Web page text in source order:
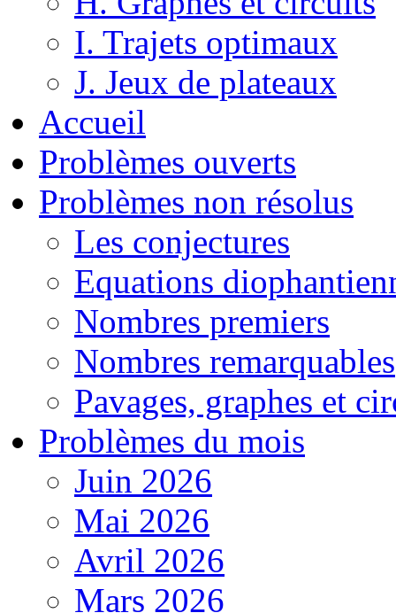
I. Trajets optimaux
J. Jeux de plateaux
Accueil
Problèmes ouverts
Problèmes non résolus
Les conjectures
Equations
Nombres premiers
Nombres remarquables
Pavages, graphes et
Problèmes du mois
Juin 2026
Mai 2026
Avril 2026
Mars 2026